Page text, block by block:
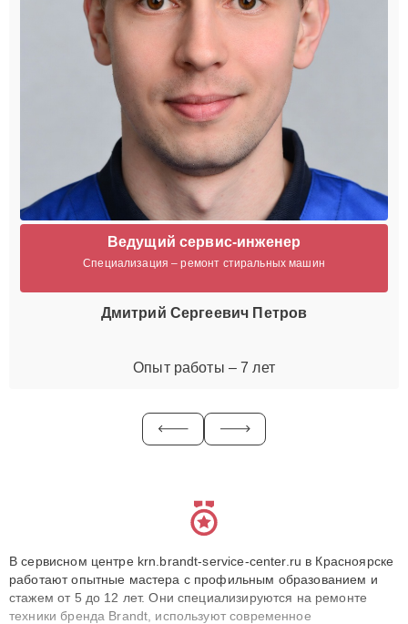
Ведущий сервис-инженер
Специализация – ремонт стиральных машин
Дмитрий Сергеевич Петров
Опыт работы – 7 лет
В сервисном центре krn.brandt-service-center.ru в Красноярске
работают опытные мастера с профильным образованием и
стажем от 5 до 12 лет. Они специализируются на ремонте
техники бренда Brandt, используют современное